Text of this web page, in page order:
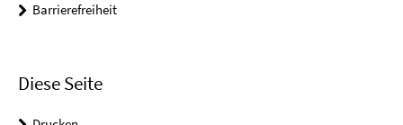
Barrierefreiheit
Diese Seite